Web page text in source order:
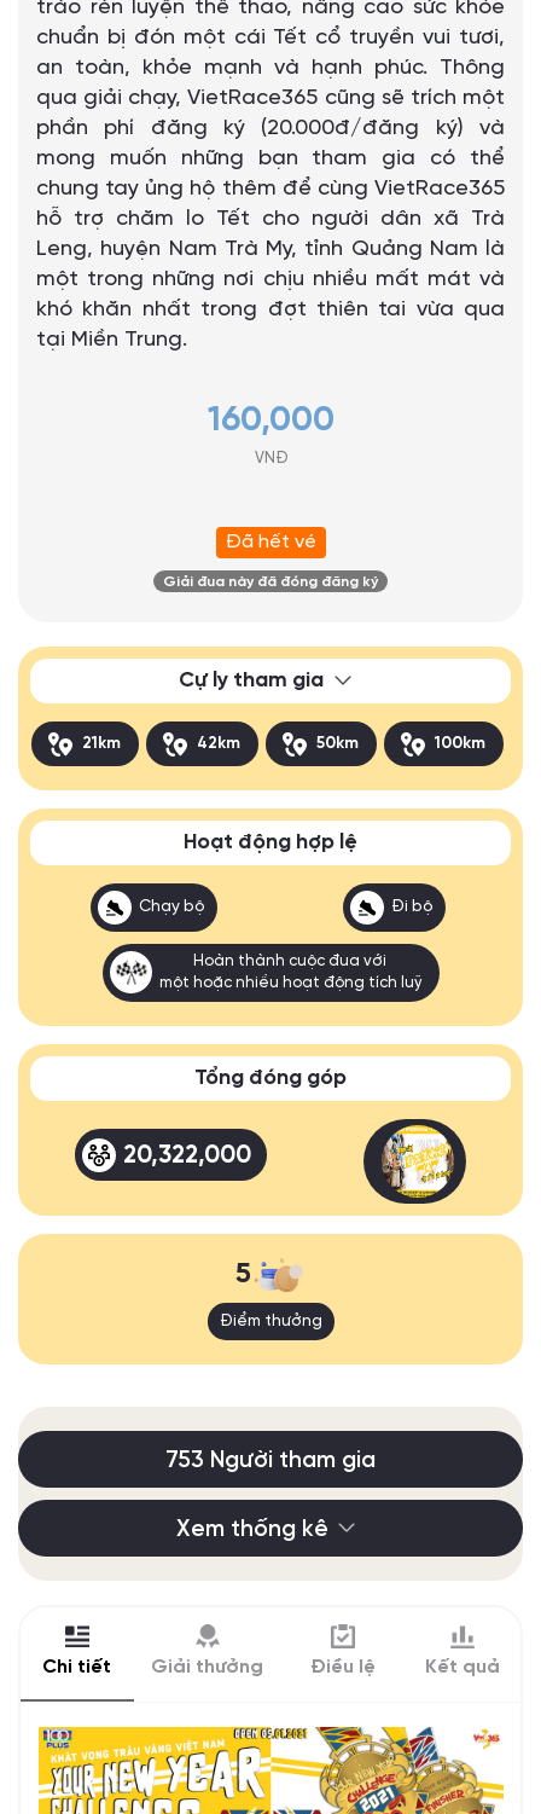
trào rèn luyện thể thao, nâng cao sức khỏe
chuẩn bị đón một cái Tết cổ truyền vui tươi,
an toàn, khỏe mạnh và hạnh phúc. Thông
qua giải chạy, VietRace365 cũng sẽ trích một
phần phí đăng ký (20.000đ/đăng ký) và
mong muốn những bạn tham gia có thể
chung tay ủng hộ thêm để cùng VietRace365
hỗ trợ chăm lo Tết cho người dân xã Trà
Leng, huyện Nam Trà My, tỉnh Quảng Nam là
một trong những nơi chịu nhiều mất mát và
khó khăn nhất trong đợt thiên tai vừa qua
tại Miền Trung.
160,000
VNĐ
Đã hết vé
Giải đua này đã đóng đăng ký
Cự ly tham gia
21km 42km 50km 100km
Hoạt động hợp lệ
Chạy bộ Đi bộ
Hoàn thành cuộc đua với
một hoặc nhiều hoạt động tích luỹ
Tổng đóng góp
20,322,000
5
Điểm thưởng
753 Người tham gia
Xem thống kê
Chi tiết Giải thưởng Điều lệ Kết quả